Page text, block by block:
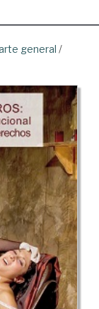
general /